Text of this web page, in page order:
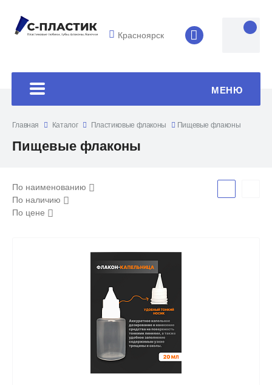
Красноярск 8 (4852) 33-
МЕНЮ
Главная Каталог Пластиковые флаконы Пищевые флаконы
Пищевые флаконы
По наименованию
По наличию
По цене